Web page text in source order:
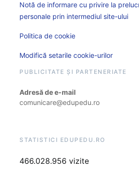
Notă de informare cu privire la
personale prin intermediul site-ului
Politica de cookie
Modifică setarile cookie-urilor
PUBLICITATE ȘI PARTENERIATE
Adresă de e-mail
comunicare@edupedu.ro
STATISTICI EDUPEDU.RO
466.028.956 vizite